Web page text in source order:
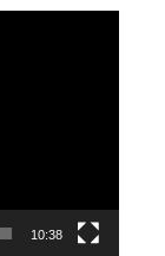
10:38